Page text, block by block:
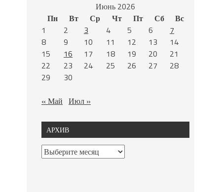
Июнь 2026
Пн
Вт Ср Чт Пт Сб
Вс
1
2 3 4 5 6
7
8
9 10 11 12 13
14
15
16 17 18 19 20
21
22
23 24 25 26 27
28
29
30
« Май Июл »
АРХИВ